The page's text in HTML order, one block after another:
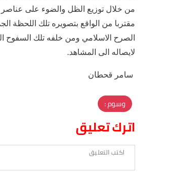
من خلال توزيع الظل والضوء على عناصر
مقتربا من الواقع بتصويره تلك اللحظة
الصرح الاسلامي ومن خلفه تلك السفوح
لايصاله الى المشاهد.
سامر قحطان
وسوم :
اترك تعليق